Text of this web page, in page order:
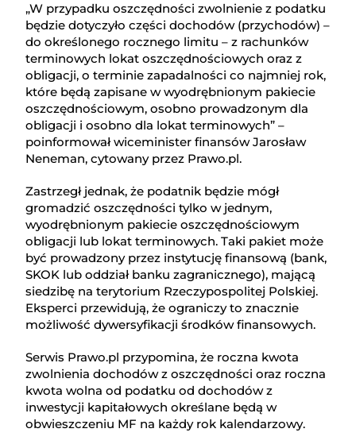
„W przypadku oszczędności zwolnienie z podatku
będzie dotyczyło części dochodów (przychodów) –
do określonego rocznego limitu – z rachunków
terminowych lokat oszczędnościowych oraz z
obligacji, o terminie zapadalności co najmniej rok,
które będą zapisane w wyodrębnionym pakiecie
oszczędnościowym, osobno prowadzonym dla
obligacji i osobno dla lokat terminowych” –
poinformował wiceminister finansów Jarosław
Neneman, cytowany przez Prawo.pl.
Zastrzegł jednak, że podatnik będzie mógł
gromadzić oszczędności tylko w jednym,
wyodrębnionym pakiecie oszczędnościowym
obligacji lub lokat terminowych. Taki pakiet może
być prowadzony przez instytucję finansową (bank,
SKOK lub oddział banku zagranicznego), mającą
siedzibę na terytorium Rzeczypospolitej Polskiej.
Eksperci przewidują, że ograniczy to znacznie
możliwość dywersyfikacji środków finansowych.
Serwis Prawo.pl przypomina, że roczna kwota
zwolnienia dochodów z oszczędności oraz roczna
kwota wolna od podatku od dochodów z
inwestycji kapitałowych określane będą w
obwieszczeniu MF na każdy rok kalendarzowy.